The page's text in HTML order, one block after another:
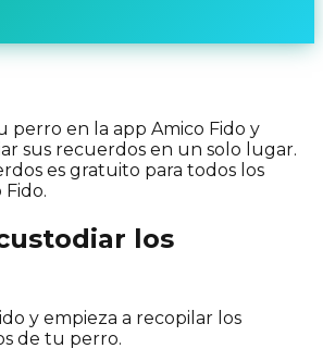
perro en la app Amico Fido y
sus recuerdos en un solo lugar.
es gratuito para todos los
Fido.
los
y empieza a recopilar los
de tu perro.